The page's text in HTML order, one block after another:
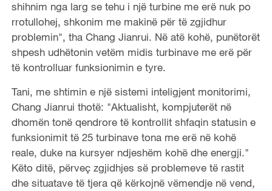
shihnim nga larg se tehu i një turbine me erë nuk po
rrotullohej, shkonim me makinë për të zgjidhur
problemin", tha Chang Jianrui. Në atë kohë, punëtorët
shpesh udhëtonin vetëm midis turbinave me erë për
të kontrolluar funksionimin e tyre.
Tani, me shtimin e një sistemi inteligjent monitorimi,
Chang Jianrui thotë: "Aktualisht, kompjuterët në
dhomën tonë qendrore të kontrollit shfaqin statusin e
funksionimit të 25 turbinave tona me erë në kohë
reale, duke na kursyer ndjeshëm kohë dhe energji."
Këto ditë, përveç zgjidhjes së problemeve të rastit
dhe situatave të tjera që kërkojnë vëmendje në vend,